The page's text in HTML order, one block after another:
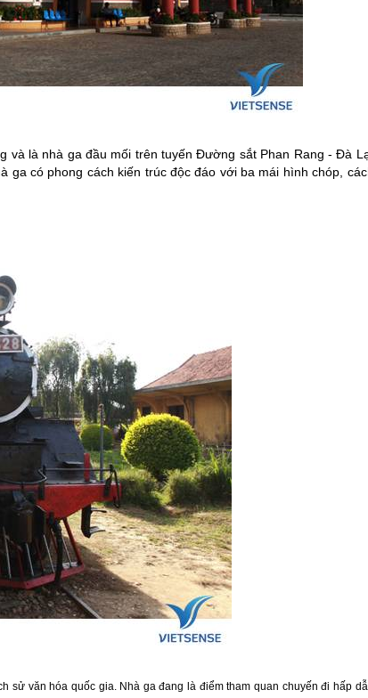
và là nhà ga đầu mối trên tuyến Đường sắt Phan Rang -Đà
có phong cách kiến trúc độc đáo với ba mái hình chóp,
sử văn hóa quốc gia. Nhà ga đang là điểm tham quan chuyến đi hấp